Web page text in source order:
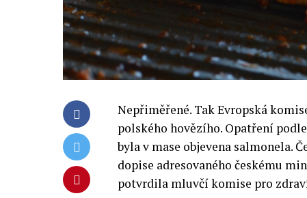
Nepřiměřené. Tak Evropská
polského hovězího. Opatření
byla v mase objevena salmonela.
dopise adresovaného českému
potvrdila mluvčí komise pro